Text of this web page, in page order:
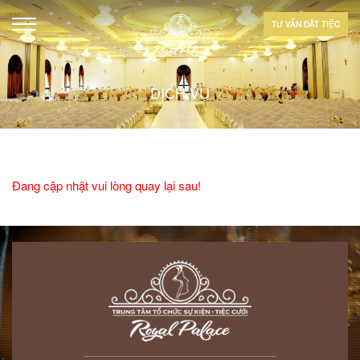
TƯ VẤN ĐẶT TIỆC
DỊCH VỤ
Đang cập nhật vui lòng quay lại sau!